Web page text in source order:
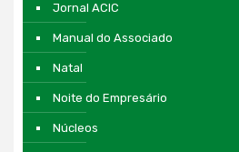
Jornal ACIC
Manual do Associado
Natal
Noite do Empresário
Núcleos